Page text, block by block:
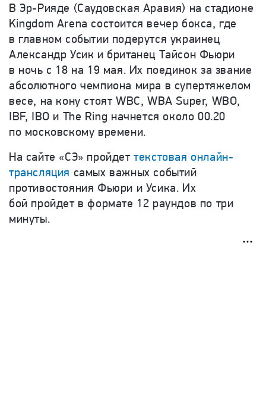
В Эр-Рияде (Саудовская Аравия) на стадионе
Kingdom Arena состоится вечер бокса, где
в главном событии подерутся украинец
Александр Усик и британец Тайсон Фьюри
в ночь с 18 на 19 мая. Их поединокза звание
абсолютного чемпиона мира в супертяжелом
весе, на кону стоят WBC, WBA Super, WBO,
IBF, IBO и The Ring начнется около 00.20
по московскому времени.
На сайте «СЭ» пройдеттекстовая онлайн-
трансляция самых важных событий
противостояния Фьюри и Усика. Их
бой пройдет в формате 12 раундов по три
минуты.